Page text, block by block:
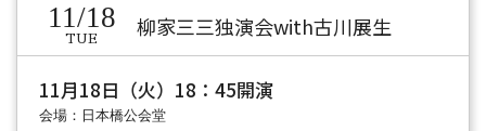
11/18
TUE 柳家三三独演会with古川展生
11月18日（火）18：45開演
会場：日本橋公会堂